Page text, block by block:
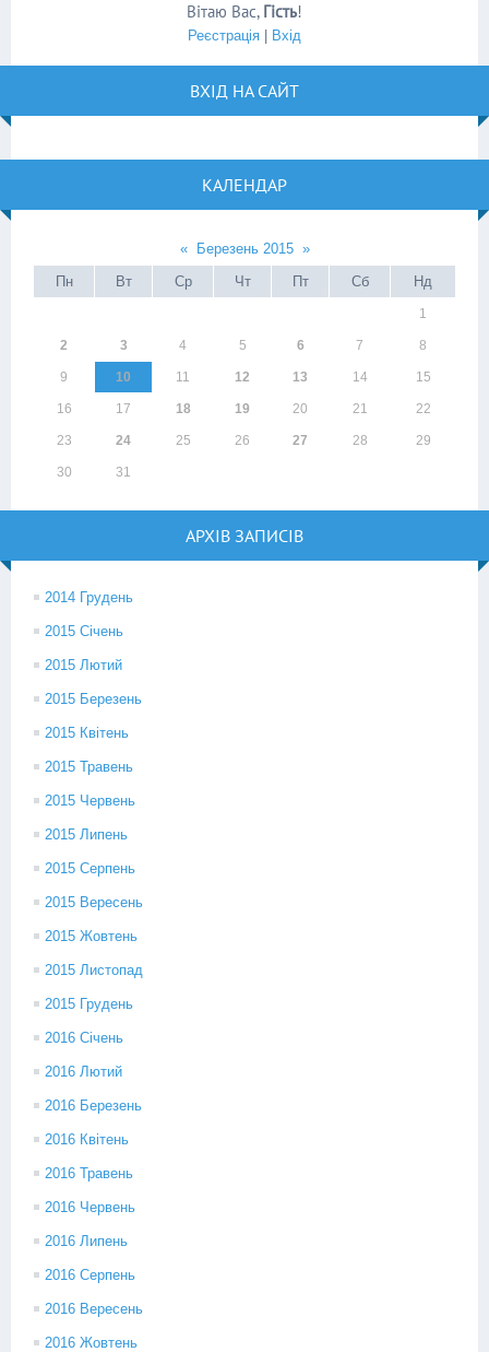
Вітаю Вас, Гість!
Реєстрація Вхід
ВХІД НА САЙТ
КАЛЕНДАР
« Березень 2015 »
Пн
Вт Ср Чт Пт Сб Нд
1
2 3 4 5 6 7 8
9 10 11 12 13 14 15
16 17 18 19 20 21 22
23 24 25 26 27 28 29
30 31
АРХІВ ЗАПИСІВ
2014 Грудень
2015 Січень
2015 Лютий
2015 Березень
2015 Квітень
2015 Травень
2015 Червень
2015 Липень
2015 Серпень
2015 Вересень
2015 Жовтень
2015 Листопад
2015 Грудень
2016 Січень
2016 Лютий
2016 Березень
2016 Квітень
2016 Травень
2016 Червень
2016 Липень
2016 Серпень
2016 Вересень
2016 Жовтень